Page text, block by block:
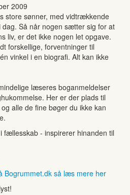
2009
store sønner, med vidtrækkende
Så når nogen sætter sig for at
liv, er det ikke nogen let opgave.
forskellige, forventninger til
vinkel i en biografi. Alt kan ikke
læseres boganmeldelser
Her er der plads til
alle de fine bøger du ikke kan
fællesskab - inspirerer hinanden til
Bogrummet.dk så læs mere her